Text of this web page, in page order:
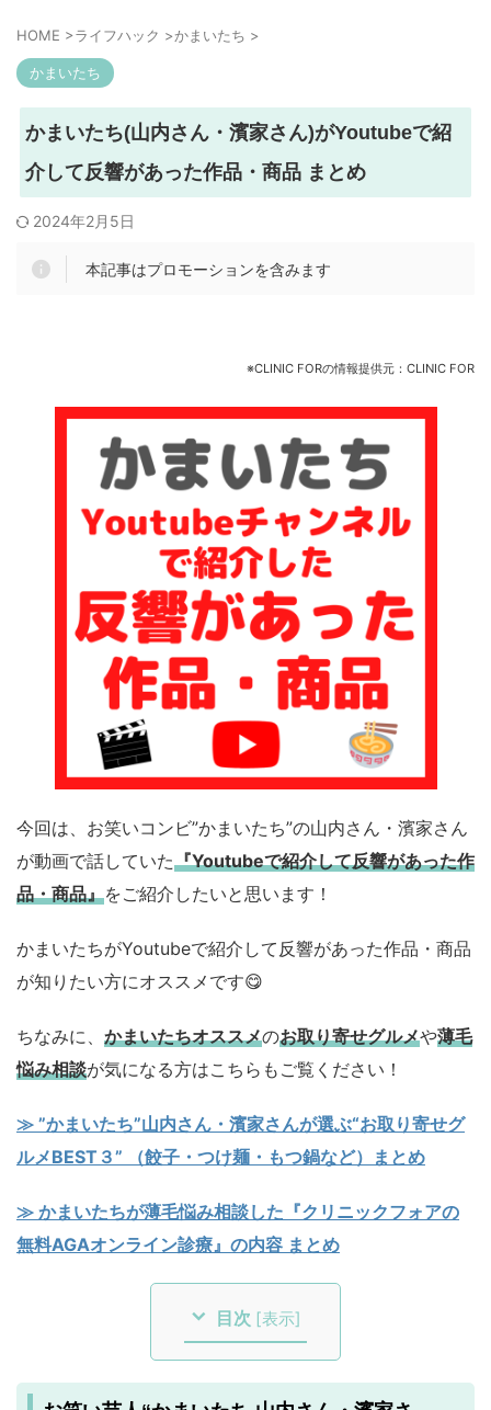
HOME >ライフハック >かまいたち >
かまいたち
かまいたち(山内さん・濱家さん)がYoutubeで紹
介して反響があった作品・商品 まとめ
2024年2月5日
本記事はプロモーションを含みます
※CLINIC FORの情報提供元：CLINIC FOR
今回は、お笑いコンビ”かまいたち”の山内さん・濱家さん
が動画で話していた『Youtubeで紹介して反響があった作
品・商品』をご紹介したいと思います！
かまいたちがYoutubeで紹介して反響があった作品・商品
が知りたい方にオススメです😋
ちなみに、 かまいたちオススメのお取り寄せグルメや薄毛
悩み相談が気になる方はこちらもご覧ください！
≫ ”かまいたち”山内さん・濱家さんが選ぶ“お取り寄せグ
ルメBEST３” （餃子・つけ麺・もつ鍋など）まとめ
≫ かまいたちが薄毛悩み相談した『クリニックフォアの
無料AGAオンライン診療』の内容 まとめ
目次 [表示]